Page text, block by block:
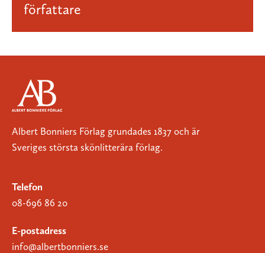
författare
Albert Bonniers Förlag grundades 1837 och är
Sveriges största skönlitterära förlag.
Telefon
08-696 86 20
E-postadress
info@albertbonniers.se